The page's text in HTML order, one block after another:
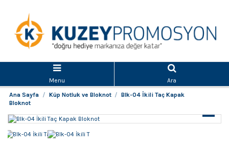
Menu
Ara
Ana Sayfa
Küp Notluk ve Bloknot
Blk-04 İkili Taç Kapak
Bloknot